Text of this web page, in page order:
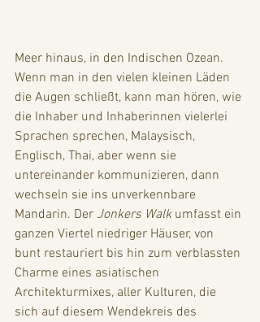
Meer hinaus, in den Indischen Ozean.
Wenn man in den vielen kleinen Läden
die Augen schließt, kann man hören, wie
die Inhaber und Inhaberinnen vielerlei
Sprachen sprechen, Malaysisch,
Englisch, Thai, aber wenn sie
untereinander kommunizieren, dann
wechseln sie ins unverkennbare
Mandarin. Der Jonkers Walk umfasst ein
ganzen Viertel niedriger Häuser, von
bunt restauriert bis hin zum verblassten
Charme eines asiatischen
Architekturmixes, aller Kulturen, die
sich auf diesem Wendekreis des